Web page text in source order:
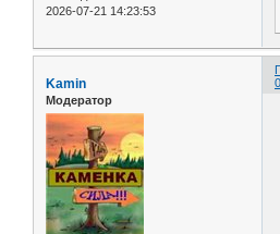
2026-07-21 14:23:53
Kamin
Модератор